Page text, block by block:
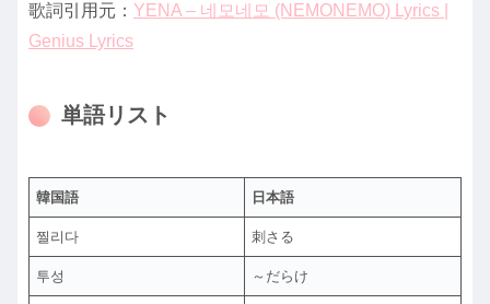
歌詞引用元： YENA – 네모네모 (NEMONEMO) Lyrics |
Genius Lyrics
単語リスト
韓国語 日本語
찔리다 刺さる
투성 ～だらけ